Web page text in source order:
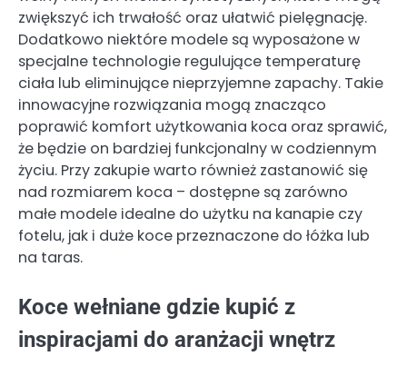
zwiększyć ich trwałość oraz ułatwić pielęgnację.
Dodatkowo niektóre modele są wyposażone w
specjalne technologie regulujące temperaturę
ciała lub eliminujące nieprzyjemne zapachy. Takie
innowacyjne rozwiązania mogą znacząco
poprawić komfort użytkowania koca oraz sprawić,
że będzie on bardziej funkcjonalny w codziennym
życiu. Przy zakupie warto również zastanowić się
nad rozmiarem koca – dostępne są zarówno
małe modele idealne do użytku na kanapie czy
fotelu, jak i duże koce przeznaczone do łóżka lub
na taras.
Koce wełniane gdzie kupić z
inspiracjami do aranżacji wnętrz